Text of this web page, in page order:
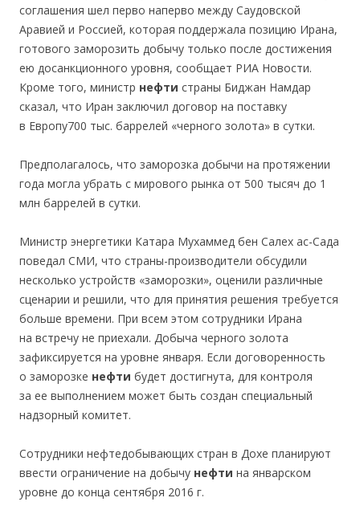
соглашения шел перво наперво между Саудовской
Аравией и Россией, которая поддержала позицию Ирана,
готового заморозить добычу только после достижения
ею досанкционного уровня, сообщает РИА Новости.
Кроме того, министр нефти страны Биджан Намдар
сказал, что Иран заключил договор на поставку
в Европу700 тыс. баррелей «черного золота» в сутки.
Предполагалось, что заморозка добычи на протяжении
года могла убрать с мирового рынка от 500 тысяч до 1
млн баррелей в сутки.
Министр энергетики Катара Мухаммед бен Салех ас-Сада
поведал СМИ, что страны-производители обсудили
несколько устройств «заморозки», оценили различные
сценарии и решили, что для принятия решения требуется
больше времени. При всем этом сотрудники Ирана
на встречу не приехали. Добыча черного золота
зафиксируется на уровне января. Если договоренность
о заморозке нефти будет достигнута, для контроля
за ее выполнением может быть создан специальный
надзорный комитет.
Сотрудники нефтедобывающих стран в Дохе планируют
ввести ограничение на добычу нефти на январском
уровне до конца сентября 2016 г.